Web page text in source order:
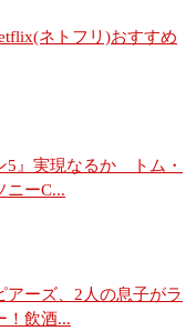
ネトフリ)おすすめ
5』実現なるか トム・
ニーC...
アーズ、2人の息子がラ
！飲酒...